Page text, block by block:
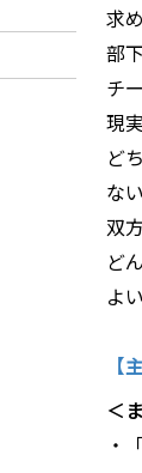
求
部
チ
現
ど
な
双
ど
よ
【
＜
・